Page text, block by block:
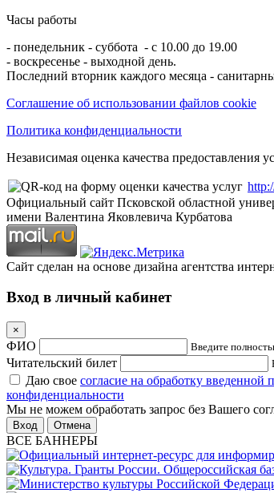
Часы работы
- понедельник - суббота - с 10.00 до 19.00
- воскресенье - выходной день.
Последний вторник каждого месяца -
Соглашение об использовании файлов cookie
Политика конфиденциальности
Независимая оценка качества предоставления
Официальный сайт Псковской областной
имени Валентина Яковлевича Курбатова
Сайт сделан на основе дизайна агентства
Вход в личный кабинет
×
ФИО Введите
Читательский билет
Даю свое согласие на обработку
конфиденциальности
Мы не можем обработать запрос без Вашего
Отмена
ВСЕ БАННЕРЫ